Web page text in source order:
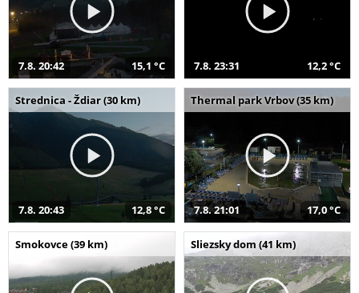
7.8. 20:42 15,1 °C 7.8. 23:31 12,2 °C
Strednica - Ždiar (30 km)
7.8. 20:43 12,8 °C
Thermal park Vrbov (35 km)
7.8. 21:01 17,0 °C
Smokovce (39 km) Sliezsky dom (41 km)